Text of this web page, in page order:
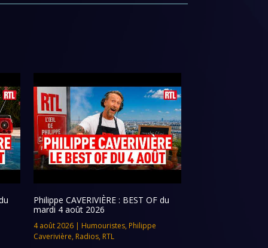
Philippe CAVERIVIÈRE : BEST OF du
mardi 4 août 2026
4 août 2026| Humouristes, Philippe
Caverivière, Radios, RTL